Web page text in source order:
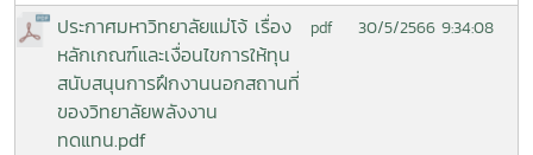
ประกาศมหาวิทยาลัยแม่โจ้ เรื่อง
หลักเกณฑ์และเงื่อนไขการให้ทุน
สนับสนุนการฝึกงานนอกสถานที่
ของวิทยาลัยพลังงาน
ทดแทน.pdf
pdf 30/5/2566 9:34:08